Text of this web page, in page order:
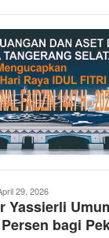
29, 2026
Yassierli
bagi